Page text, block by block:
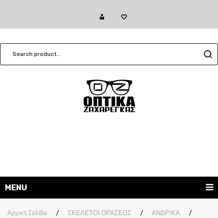
MENU
ΓΥΑΛΙΑ ΗΛΙΟΥ
Αρχική Σελίδα / ΣΚΕΛΕΤΟΙ ΟΡΑΣΕΩΣ / ΑΝΔΡΙΚΑ
/